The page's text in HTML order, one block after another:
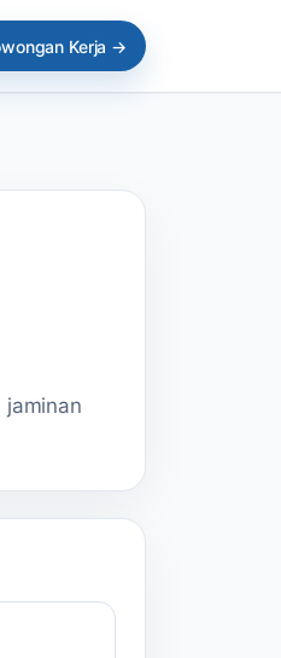
lowongan
Kerja →
jaminan